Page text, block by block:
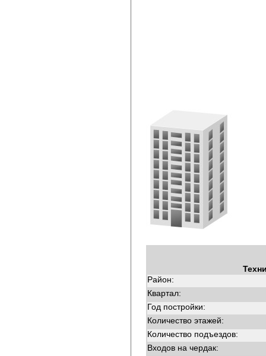
Район:
Квартал:
Год постройки:
Количество этажей:
Количество подъездов:
Входов на чердак: